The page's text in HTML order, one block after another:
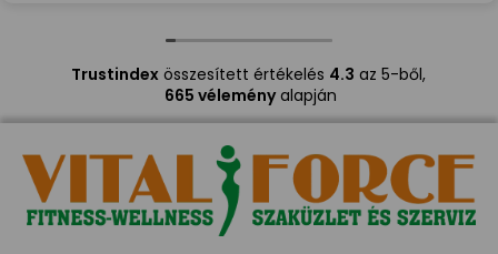
Trustindexösszesített értékelés 4.3 az 5-ből,
665 véleményalapján